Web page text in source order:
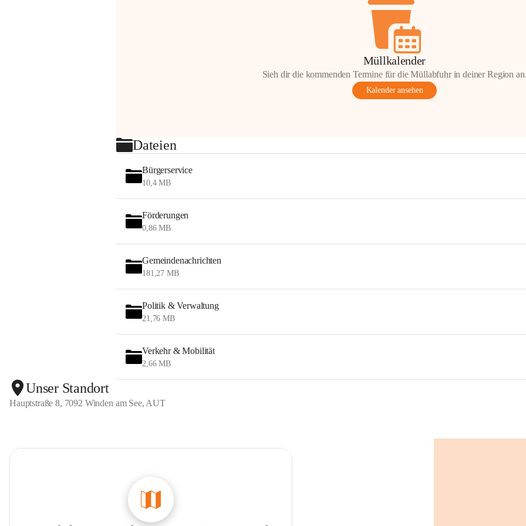
Müllkalender
Sieh dir die kommenden Termine für die Müllabfuhr in deiner Region
Kalender ansehen
Dateien
Bürgerservice
10,4 MB
Förderungen
0,86 MB
Gemeindenachrichten
181,27 MB
Politik & Verwaltung
21,76 MB
Verkehr & Mobilität
2,66 MB
Unser Standort
Hauptstraße 8, 7092 Winden am See, AUT